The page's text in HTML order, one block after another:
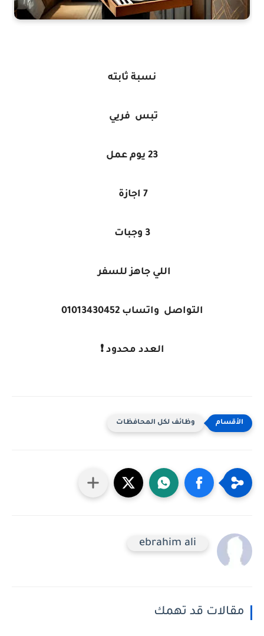
نسبة ثابته
تبس فريي
23 يوم عمل
7 اجازة
3 وجبات
اللي جاهز للسفر
التواصل واتساب 01013430452
العدد محدود ❗
وظائف لكل المحافظات
ebrahim ali
مقالات قد تهمك